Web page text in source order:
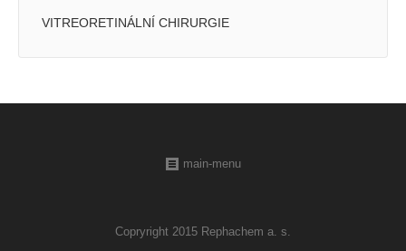
VITREORETINÁLNÍ CHIRURGIE
main-menu
Copryright 2015 Rephachem a. s.